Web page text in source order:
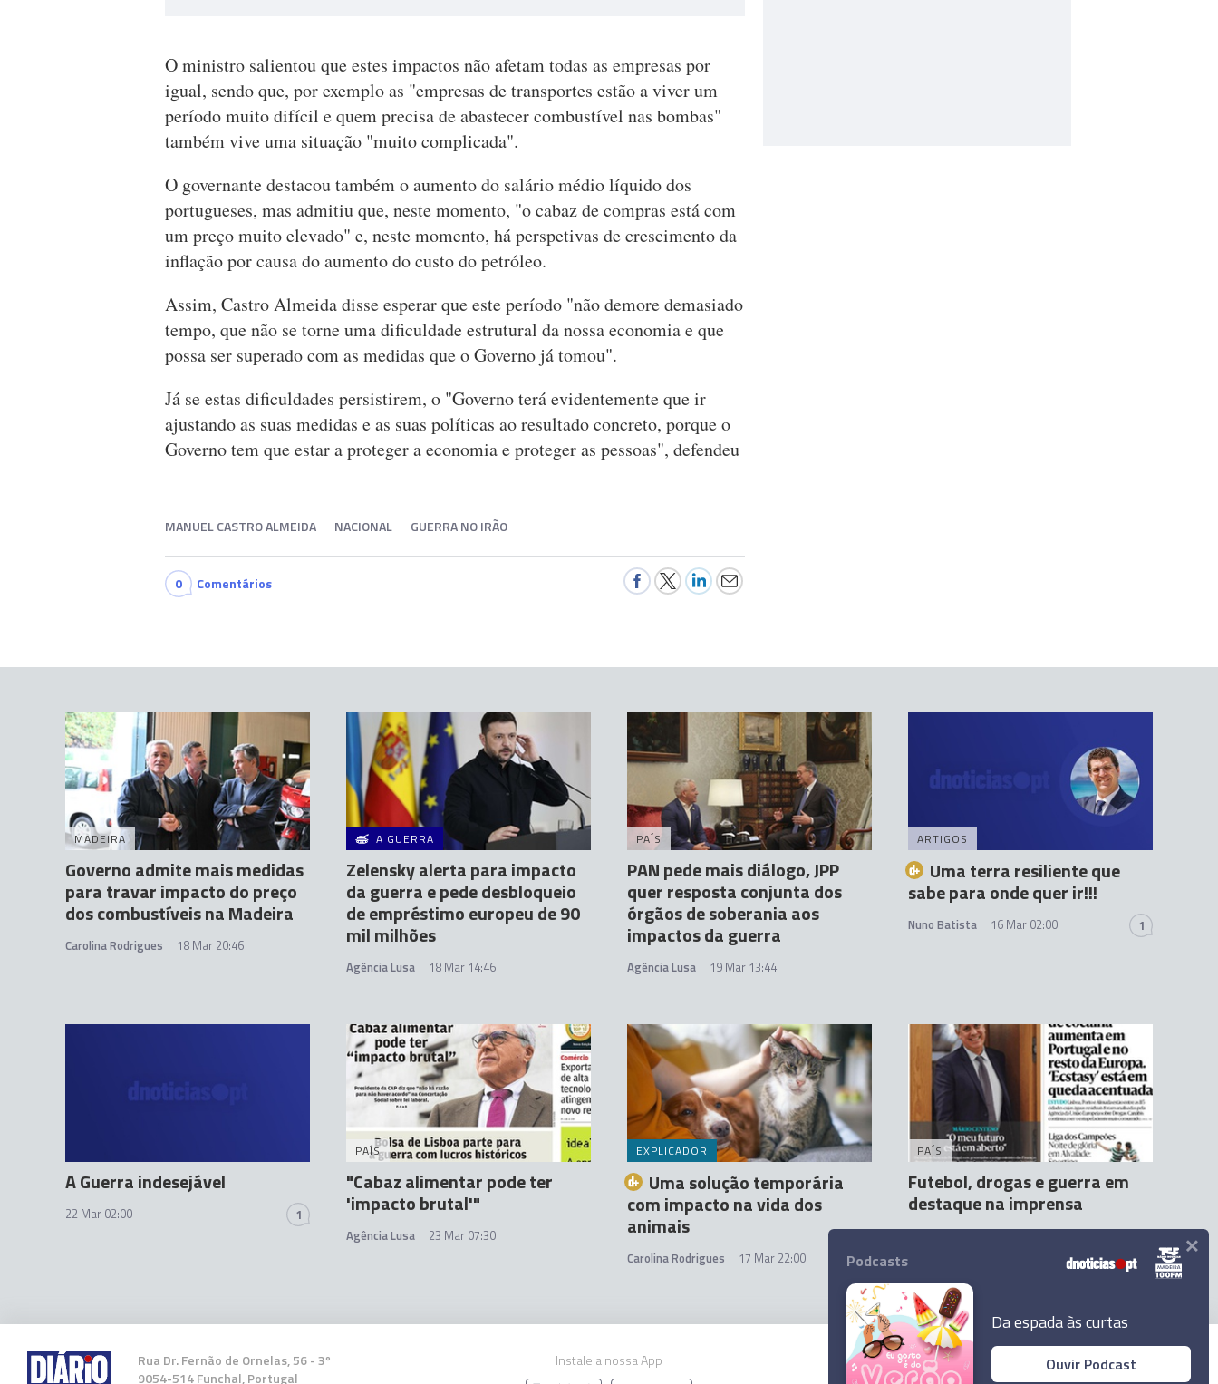
O ministro salientou que estes impactos não afetam todas as empresas por
igual, sendo que, por exemplo as "empresas de transportes estão a viver um
período muito difícil e quem precisa de abastecer combustível nas bombas"
também vive uma situação "muito complicada".
O governante destacou também o aumento do salário médio líquido dos
portugueses, mas admitiu que, neste momento, "o cabaz de compras está com
um preço muito elevado" e, neste momento, há perspetivas de crescimento da
inflação por causa do aumento do custo do petróleo.
Assim, Castro Almeida disse esperar que este período "não demore demasiado
tempo, que não se torne uma dificuldade estrutural da nossa economia e que
possa ser superado com as medidas que o Governo já tomou".
Já se estas dificuldades persistirem, o "Governo terá evidentemente que ir
ajustando as suas medidas e as suas políticas ao resultado concreto, porque o
Governo tem que estar a proteger a economia e proteger as pessoas", defendeu
MANUEL CASTRO ALMEIDA NACIONAL GUERRA NO IRÃO
0 Comentários
MADEIRA
Governo admite mais medidas
para travar impacto do preço
dos combustíveis na Madeira
Carolina Rodrigues 18 Mar 20:46
A GUERRA
Zelensky alerta para impacto
da guerra e pede desbloqueio
de empréstimo europeu de 90
mil milhões
Agência Lusa 18 Mar 14:46
PAÍS
PAN pede mais diálogo, JPP
quer resposta conjunta dos
órgãos de soberania aos
impactos da guerra
Agência Lusa 19 Mar 13:44
ARTIGOS
Uma terra resiliente que
sabe para onde quer ir!!!
Nuno Batista 16 Mar 02:00 1
A Guerra indesejável
22 Mar 02:00 1
PAÍS
"Cabaz alimentar pode ter
'impacto brutal'"
Agência Lusa 23 Mar 07:30
EXPLICADOR
Uma solução temporária
com impacto na vida dos
animais
Carolina Rodrigues 17 Mar 22:00
PAÍS
Futebol, drogas e guerra em
destaque na imprensa
Rua Dr. Fernão de Ornelas, 56 - 3º
9054-514 Funchal, Portugal
Instale a nossa App
Podcasts
Da espada às curtas
Ouvir Podcast
×